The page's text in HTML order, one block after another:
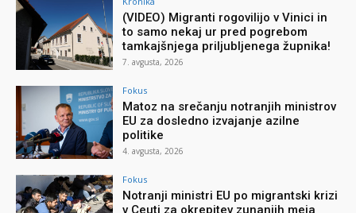
(VIDEO) Migranti rogovilijo v Vinici in
to samo nekaj ur pred pogrebom
tamkajšnjega priljubljenega župnika!
7. avgusta, 2026
Fokus
Matoz na srečanju notranjih ministrov
EU za dosledno izvajanje azilne
politike
4. avgusta, 2026
Fokus
Notranji ministri EU po migrantski krizi
v Ceuti za okrepitev zunanjih meja